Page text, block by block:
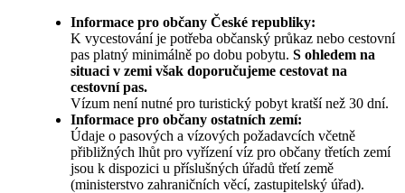
Informace pro občany České republiky:
K vycestování je potřeba občanský průkaz nebo cestovní
pas platný minimálně po dobu pobytu. S ohledem na
situaci v zemi však doporučujeme cestovat na
cestovní pas.
Vízum není nutné pro turistický pobyt kratší než 30 dní.
Informace pro občany ostatních zemí:
Údaje o pasových a vízových požadavcích včetně
přibližných lhůt pro vyřízení víz pro občany třetích zemí
jsou k dispozici u příslušných úřadů třetí země
(ministerstvo zahraničních věcí, zastupitelský úřad).